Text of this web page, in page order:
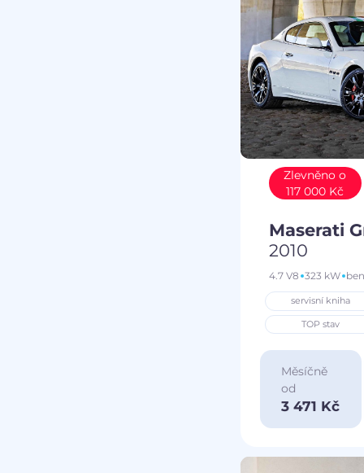
Zlevněno o
117 000 Kč
Maserati
2010
4.7 V8 323 kW
servisní kniha
TOP stav
Měsíčně
od
3 471 Kč